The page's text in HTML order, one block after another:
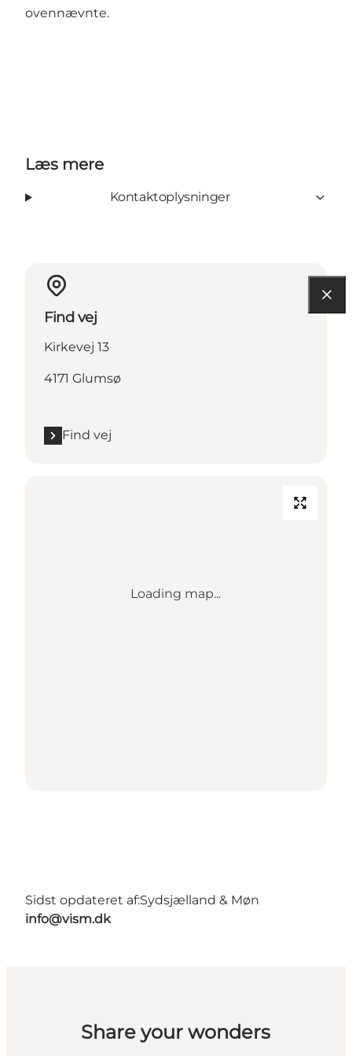
ovennævnte.
Læs mere
Kontaktoplysninger
Find vej
Kirkevej 13
4171 Glumsø
Find vej
Loading map...
Sidst opdateret af:Sydsjælland & Møn
info@vism.dk
Share your wonders